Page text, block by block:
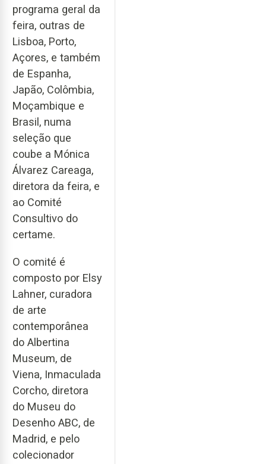
programa geral da
feira, outras de
Lisboa, Porto,
Açores, e também
de Espanha,
Japão, Colômbia,
Moçambique e
Brasil, numa
seleção que
coube a Mónica
Álvarez Careaga,
diretora da feira, e
ao Comité
Consultivo do
certame.
O comité é
composto por Elsy
Lahner, curadora
de arte
contemporânea
do Albertina
Museum, de
Viena, Inmaculada
Corcho, diretora
do Museu do
Desenho ABC, de
Madrid, e pelo
colecionador